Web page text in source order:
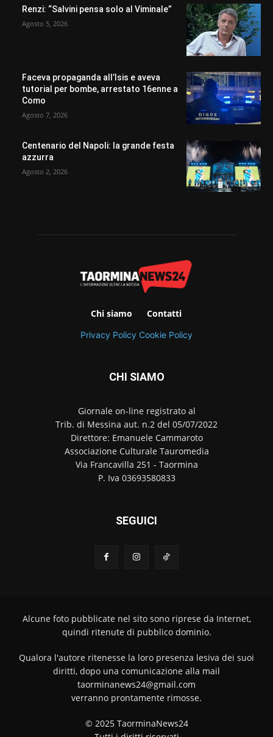
Renzi: “Salvini pensa solo al Viminale”
Agosto 5, 2026
Faceva propaganda all’Isis e aveva
tutorial per bombe, arrestato 16enne a
Como
Agosto 7, 2026
Centenario del Napoli: la grande festa
azzurra
Agosto 2, 2026
Chi siamo Contatti
Privacy Policy Cookie Policy
CHI SIAMO
Giornale on-line registrato al
Trib. di Messina aut. n.2 del 05/07/2022
Direttore: Emanuele Cammaroto
Associazione Culturale Tauromedia
Via Francavilla 251 - Taormina
P. Iva 03693580833
SEGUICI
Alcune foto pubblicate nel sito sono riprese da Internet,
quindi ritenute di pubblico dominio.
Qualora l'autore ritenesse la loro presenza lesiva dei suoi
diritti, dopo una comunicazione alla mail
taorminanews24@gmail.com
verranno prontamente rimosse.
© 2025 TaorminaNews24